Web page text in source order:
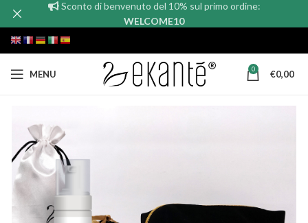
MENU 0 €0,00
Sconto di benvenuto del 10% sul primo ordine:
WELCOME10